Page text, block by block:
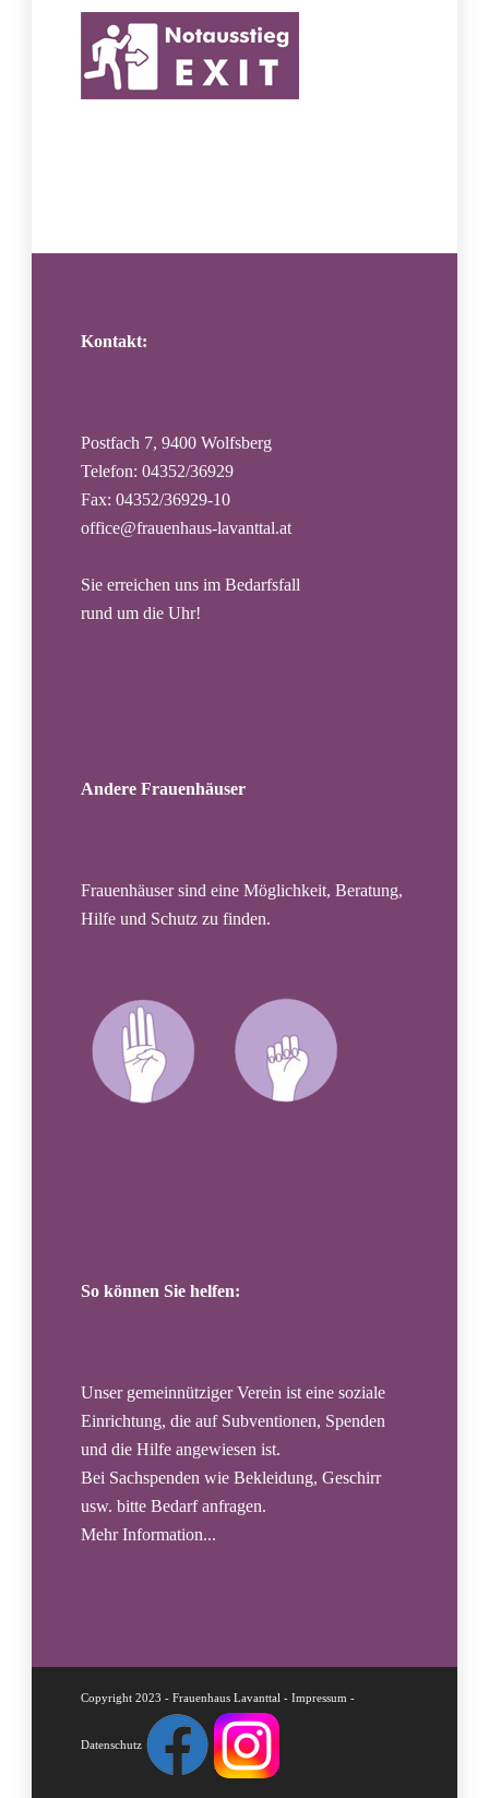
Kontakt:
Postfach 7, 9400 Wolfsberg
Telefon: 04352/36929
Fax: 04352/36929-10
office@frauenhaus-lavanttal.at
Sie erreichen uns im Bedarfsfall
rund um die Uhr!
Andere Frauenhäuser
Frauenhäuser sind eine Möglichkeit, Beratung,
Hilfe und Schutz zu finden.
So können Sie helfen:
Unser gemeinnütziger Verein ist eine soziale
Einrichtung, die auf Subventionen, Spenden
und die Hilfe angewiesen ist.
Bei Sachspenden wie Bekleidung, Geschirr
usw. bitte Bedarf anfragen.
Mehr Information...
Copyright 2023 - Frauenhaus Lavanttal - Impressum -
Datenschutz